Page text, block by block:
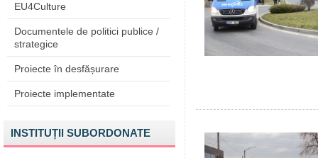
EU4Culture
Documentele de politici publice /
strategice
Proiecte în desfășurare
Proiecte implementate
INSTITUȚII SUBORDONATE